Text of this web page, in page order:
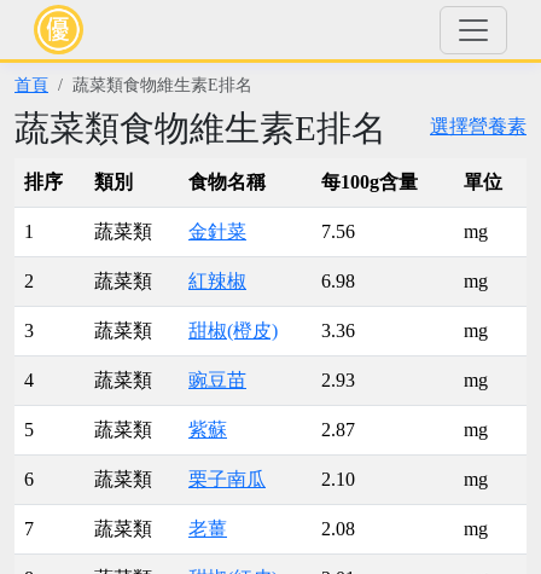
首頁 蔬菜類食物維生素E排名
選擇營養素
蔬菜類食物維生素E排名
排序 類別 食物名稱 每100g含量 單位
1 蔬菜類 金針菜 7.56 mg
2 蔬菜類 紅辣椒 6.98 mg
3 蔬菜類 甜椒(橙皮) 3.36 mg
4 蔬菜類 豌豆苗 2.93 mg
5 蔬菜類 紫蘇 2.87 mg
6 蔬菜類 栗子南瓜 2.10 mg
7 蔬菜類 老薑 2.08 mg